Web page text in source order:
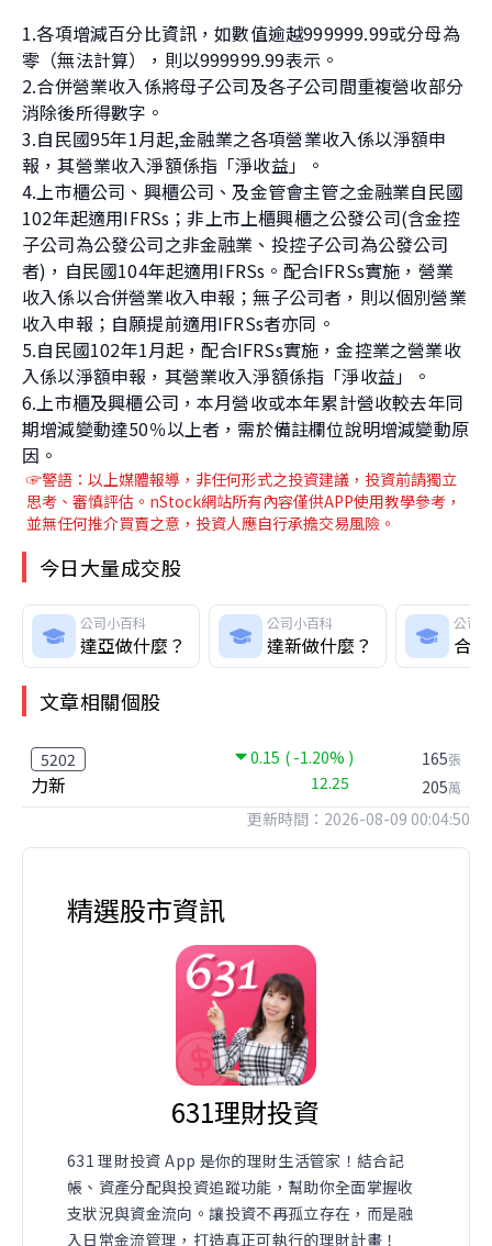
1.各項增減百分比資訊，如數值逾越999999.99或分母為
零（無法計算），則以999999.99表示。
2.合併營業收入係將母子公司及各子公司間重複營收部分
消除後所得數字。
3.自民國95年1月起,金融業之各項營業收入係以淨額申
報，其營業收入淨額係指「淨收益」。
4.上市櫃公司、興櫃公司、及金管會主管之金融業自民國
102年起適用IFRSs；非上市上櫃興櫃之公發公司(含金控
子公司為公發公司之非金融業、投控子公司為公發公司
者)，自民國104年起適用IFRSs。配合IFRSs實施，營業
收入係以合併營業收入申報；無子公司者，則以個別營業
收入申報；自願提前適用IFRSs者亦同。
5.自民國102年1月起，配合IFRSs實施，金控業之營業收
入係以淨額申報，其營業收入淨額係指「淨收益」。
6.上市櫃及興櫃公司，本月營收或本年累計營收較去年同
期增減變動達50％以上者，需於備註欄位說明增減變動原
因。
☞警語：以上媒體報導 ，非任何形式之投資建議，投資前請獨立
思考、審慎評估。nStock網站所有內容僅供APP使用教學參考，
並無任何推介買賣之意，投資人應自行承擔交易風險。
今日大量成交股
公司小百科
達亞做什麼？
公司小百科
達新做什麼？
公司
合
文章相關個股
5202 0.15 ( -1.20% )
力新 12.25
165張
205萬
更新時間：2026-08-09 00:04:50
精選股市資訊
631理財投資
631 理財投資 App 是你的理財生活管家！結合記
帳、資產分配與投資追蹤功能，幫助你全面掌握收
支狀況與資金流向。讓投資不再孤立存在，而是融
入日常金流管理，打造真正可執行的理財計畫！